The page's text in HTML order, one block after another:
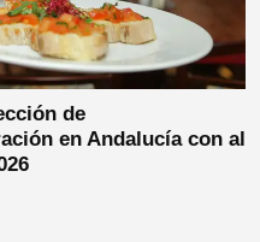
de
en Andalucía con al